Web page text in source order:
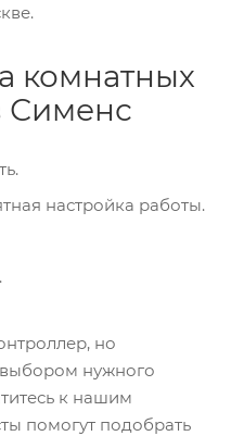
комнатных
Сименс
настройка работы.
но
нужного
к нашим
помогут подобрать